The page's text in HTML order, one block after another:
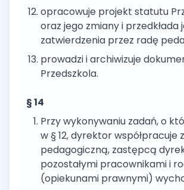
opracowuje projekt statutu
oraz jego zmiany i przedkłada
zatwierdzenia przez radę
prowadzi i archiwizuje
Przedszkola.
§ 14
Przy wykonywaniu zadań, o
w § 12, dyrektor współpracuje
pedagogiczną, zastępcą
pozostałymi pracownikami i
(opiekunami prawnymi)